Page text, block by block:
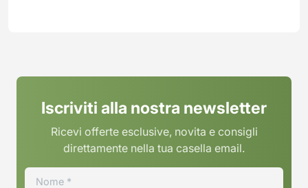
Iscriviti alla nostra newsletter
Ricevi offerte esclusive, novita e consigli
direttamente nella tua casella email.